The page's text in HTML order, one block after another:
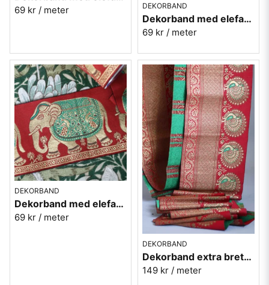
69 kr / meter DEKORBAND
Dekorband med elefanter - svart
69 kr / meter
DEKORBAND
Dekorband med elefanter - röd
69 kr / meter
DEKORBAND
Dekorband extra brett med påfåglar
149 kr / meter